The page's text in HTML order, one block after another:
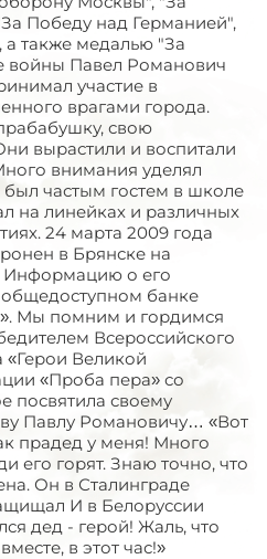
Победу над Германией",
также медалью "За
войны Павел Романович
участие в
врагами города.
свою
вырастили и воспитали
внимания уделял
был частым гостем в школе
на линейках и различных
24 марта 2009 года
в Брянске на
о его
банке
Мы помним и гордимся
Всероссийского
«Герои Великой
«Проба пера» со
посвятила своему
Павлу Романовичу… «Вот
прадед у меня! Много
его горят. Знаю точно, что
Он в Сталинграде
И в Белоруссии
дед - герой! Жаль, что
в этот час!»